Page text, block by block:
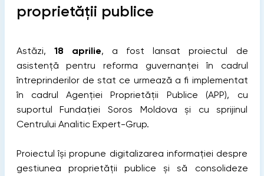
proprietății publice
Astăzi, 18 aprilie, a fost lansat proiectul de
asistență pentru reforma guvernanței în cadrul
întreprinderilor de stat ce urmează a fi implementat
în cadrul Agenției Proprietății Publice (APP), cu
suportul Fundației Soros Moldova și cu sprijinul
Centrului Analitic Expert-Grup.
Proiectul își propune digitalizarea informației despre
gestiunea proprietății publice și să consolideze